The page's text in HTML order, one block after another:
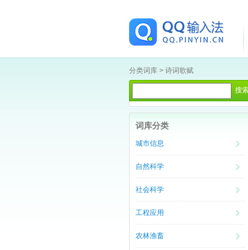
分类词库 > 诗词歌赋
词库分类
城市信息
自然科学
社会科学
工程应用
农林渔畜